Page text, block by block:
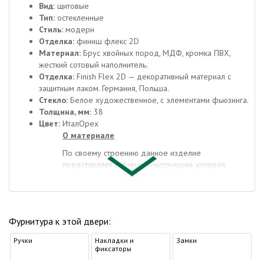
Вид: щитовые
Тип: остекленные
Стиль: модерн
Отделка: финиш флекс 2D
Материал: Брус хвойных пород, МДФ, кромка ПВХ,
жесткий сотовый наполнитель.
Отделка: Finish Flex 2D — декоративный материал с
защитным лаком. Германия, Польша.
Стекло: Белое художественное, с элементами фьюзинга.
Толщина, мм: 38
Цвет: ИталОрех
О материале
По своему строению данное изделие
представляет сотовую конструкцию, которая
помещена в деревянный каркас, а с наружной
теплоизоляцию и снижают общий вес дверей, что
значительно снижает нагрузку на дверные навесы.
По своему внешнему виду ламинированные
Фурнитура к этой двери:
Ручки
Накладки и
фиксаторы
Замки